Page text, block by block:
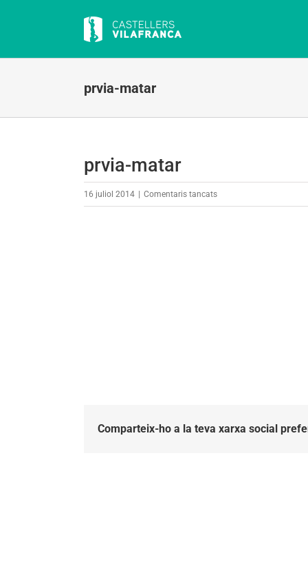
prvia-matar
prvia-matar
16 juliol 2014 Comentaris tancatsa
Comparteix-ho a la teva xarxa social